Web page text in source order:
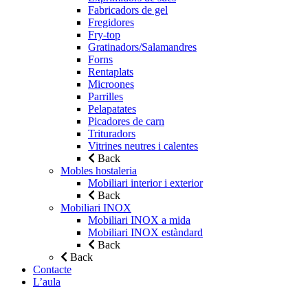
Fabricadors de gel
Fregidores
Fry-top
Gratinadors/Salamandres
Forns
Rentaplats
Microones
Parrilles
Pelapatates
Picadores de carn
Trituradors
Vitrines neutres i calentes
Back
Mobles hostaleria
Mobiliari interior i exterior
Back
Mobiliari INOX
Mobiliari INOX a mida
Mobiliari INOX estàndard
Back
Back
Contacte
L’aula